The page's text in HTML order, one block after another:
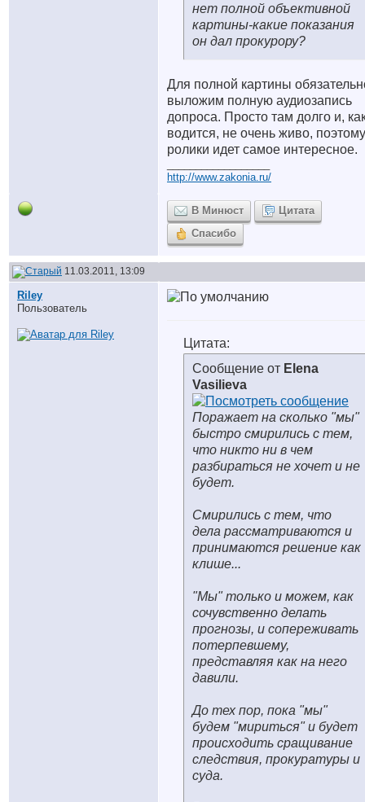
нет полной объективной
картины-какие показания
он дал прокурору?
Для полной картины
выложим полную аудиозапись
допроса. Просто там долго и,
водится, не очень живо,
ролики идет самое интересное.
http://www.zakonia.ru/
В Минюст
Цитата
Спасибо
11.03.2011, 13:09
Riley
Пользователь
Цитата:
Сообщение от Elena
Vasilieva
Поражает на сколько "мы"
быстро смирились с тем,
что никто ни в чем
разбираться не хочет и не
будет.
Смирились с тем, что
дела рассматриваются и
принимаются решение как
клише...
"Мы" только и можем, как
сочувственно делать
прогнозы, и сопереживать
потерпевшему,
представляя как на него
давили.
До тех пор, пока "мы"
будем "мириться" и будет
происходить сращивание
следствия, прокуратуры и
суда.